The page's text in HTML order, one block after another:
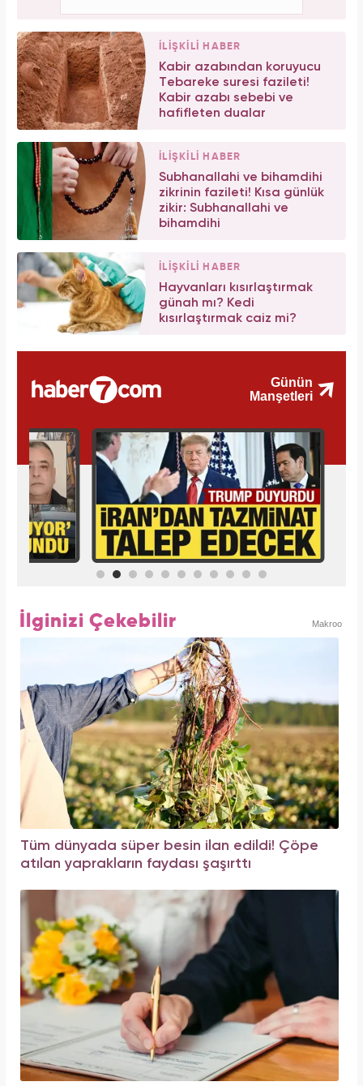
İLİŞKİLİ HABER
Kabir azabından koruyucu
Tebareke suresi fazileti!
Kabir azabı sebebi ve
hafifleten dualar
İLİŞKİLİ HABER
Subhanallahi ve bihamdihi
zikrinin fazileti! Kısa günlük
zikir: Subhanallahi ve
bihamdihi
İLİŞKİLİ HABER
Hayvanları kısırlaştırmak
günah mı? Kedi
kısırlaştırmak caiz mi?
İlginizi Çekebilir Makroo
Tüm dünyada süper besin ilan edildi! Çöpe
atılan yaprakların faydası şaşırttı